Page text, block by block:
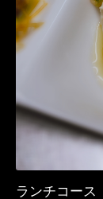
ランチコー